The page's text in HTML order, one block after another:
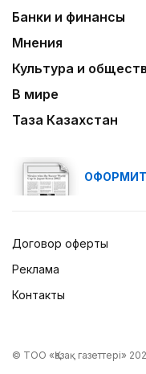
Банки и финансы
Мнения
Культура и
В мире
Таза Казахстан
Договор оферты
Реклама
Контакты
© ТОО «Қазақ газеттері»